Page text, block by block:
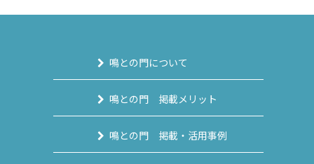
鳴との門について
鳴との門 掲載メリット
鳴との門 掲載・活用事例